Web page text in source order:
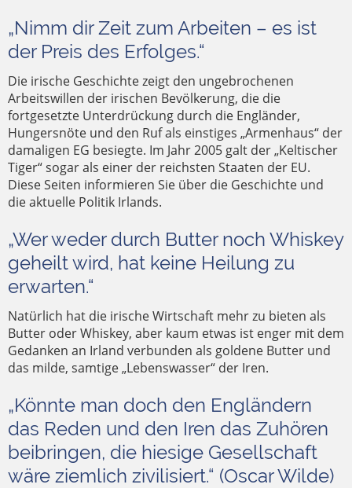
„Nimm dir Zeit zum Arbeiten – es ist
der Preis des Erfolges.“
Die irische Geschichte zeigt den ungebrochenen
Arbeitswillen der irischen Bevölkerung, die die
fortgesetzte Unterdrückung durch die Engländer,
Hungersnöte und den Ruf als einstiges „Armenhaus“ der
damaligen EG besiegte. Im Jahr 2005 galt der „Keltischer
Tiger“ sogar als einer der reichsten Staaten der EU.
Diese Seiten informieren Sie über die Geschichte und
die aktuelle Politik Irlands.
„Wer weder durch Butter noch Whiskey
geheilt wird, hat keine Heilung zu
erwarten.“
Natürlich hat die irische Wirtschaft mehr zu bieten als
Butter oder Whiskey, aber kaum etwas ist enger mit dem
Gedanken an Irland verbunden als goldene Butter und
das milde, samtige „Lebenswasser“ der Iren.
„Könnte man doch den Engländern
das Reden und den Iren das Zuhören
beibringen, die hiesige Gesellschaft
wäre ziemlich zivilisiert.“ (Oscar Wilde)